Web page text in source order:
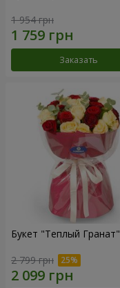
1 954 грн
Заказать
Букет "Теплый Гранат"
2 799 грн